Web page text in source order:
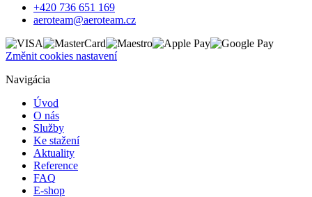
+420 736 651 169
aeroteam@aeroteam.cz
Změnit cookies nastavení
Navigácia
Úvod
O nás
Služby
Ke stažení
Aktuality
Reference
FAQ
E-shop